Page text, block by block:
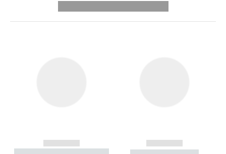
------------
----------- ----------- --------
------------